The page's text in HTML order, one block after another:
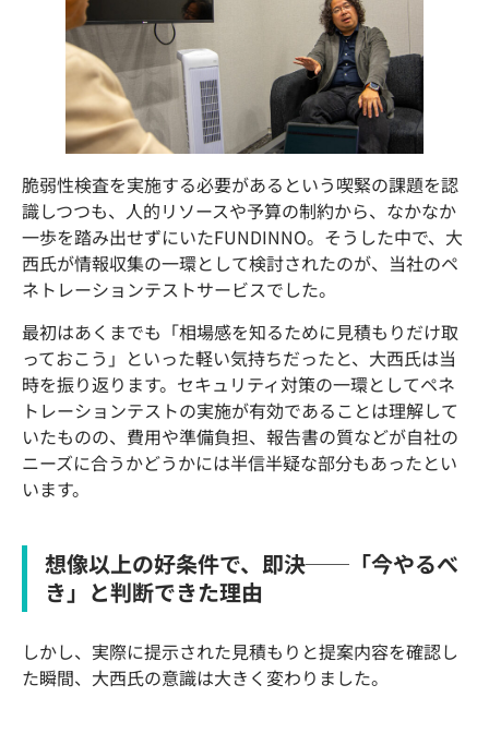
脆弱性検査を実施する必要があるという喫緊の課題を認
識しつつも、人的リソースや予算の制約から、なかなか
一歩を踏み出せずにいたFUNDINNO。そうした中で、大
西氏が情報収集の一環として検討されたのが、当社のペ
ネトレーションテストサービスでした。
最初はあくまでも「相場感を知るために見積もりだけ取
っておこう」といった軽い気持ちだったと、大西氏は当
時を振り返ります。セキュリティ対策の一環としてペネ
トレーションテストの実施が有効であることは理解して
いたものの、費用や準備負担、報告書の質などが自社の
ニーズに合うかどうかには半信半疑な部分もあったとい
います。
想像以上の好条件で、即決──「今やるべ
き」と判断できた理由
しかし、実際に提示された見積もりと提案内容を確認し
た瞬間、大西氏の意識は大きく変わりました。